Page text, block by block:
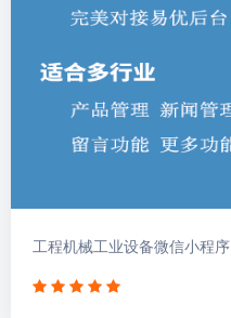
工程机械工业设备微信小程序